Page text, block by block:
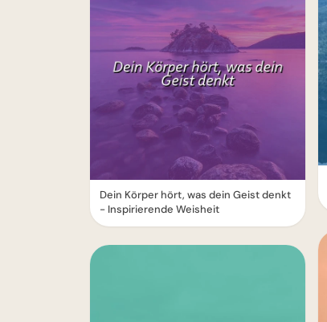
Dein Körper hört, was dein Geist denkt
- Inspirierende Weisheit